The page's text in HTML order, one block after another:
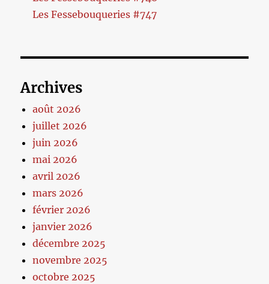
Les Fessebouqueries #747
Archives
août 2026
juillet 2026
juin 2026
mai 2026
avril 2026
mars 2026
février 2026
janvier 2026
décembre 2025
novembre 2025
octobre 2025